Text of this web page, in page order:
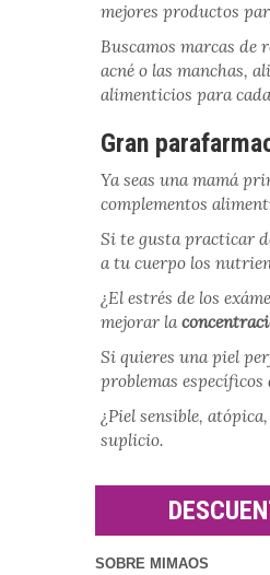
mejores productos
Buscamos marcas de
acné o las manchas,
alimenticios para
Gran
Ya seas una mamá
complementos
Si te gusta practicar
a tu cuerpo los
¿El estrés de los
mejorar la
Si quieres una piel
problemas específicos
¿Piel sensible,
suplicio.
SOBRE MIMAOS